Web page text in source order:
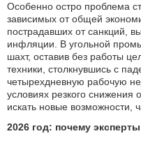
Особенно остро проблема
зависимых от общей
пострадавших от санкций,
инфляции. В угольной
шахт, оставив без работы
техники, столкнувшись с
четырехдневную рабочую
условиях резкого
искать новые возможности,
2026 год: почему